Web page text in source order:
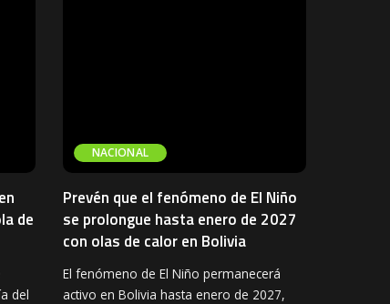
de
del
NACIONAL
Prevén que el fenómeno de El Niño
se prolongue hasta enero de 2027
con olas de calor en Bolivia
El fenómeno de El Niño permanecerá
activo en Bolivia hasta enero de 2027,